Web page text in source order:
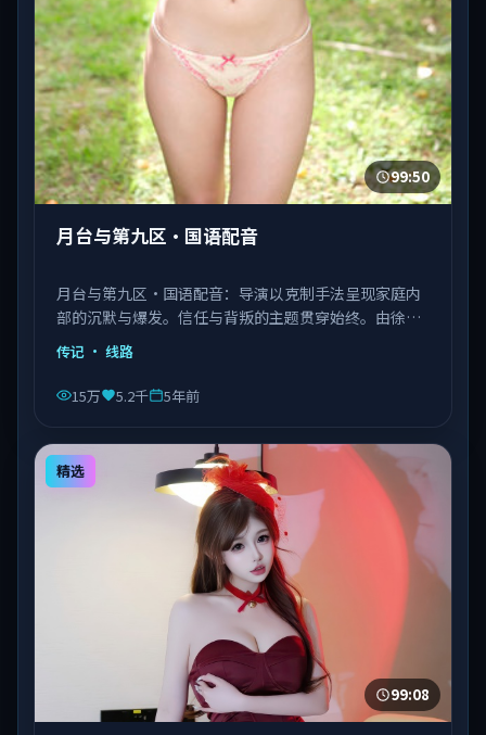
99:50
月台与第九区·国语配音
月台与第九区·国语配音：导演以克制手法呈现家庭内
部的沉默与爆发。信任与背叛的主题贯穿始终。由徐克
执导，章子怡、菅田将晖、张子枫等主演，中国台湾出
品，类型为传记。
传记 · 线路
15万 5.2千 5年前
精选
99:08